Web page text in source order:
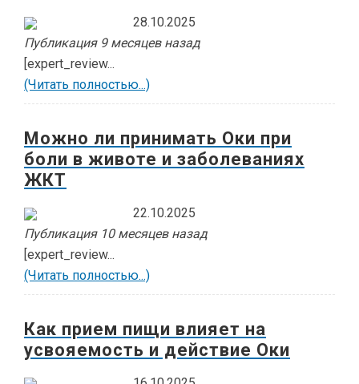
28.10.2025
Публикация 9 месяцев назад
[expert_review...
(Читать полностью...)
Можно ли принимать Оки при
боли в животе и заболеваниях
ЖКТ
22.10.2025
Публикация 10 месяцев назад
[expert_review...
(Читать полностью...)
Как прием пищи влияет на
усвояемость и действие Оки